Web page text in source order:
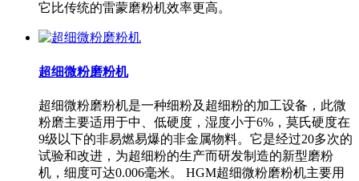
它比传统的雷蒙磨粉机效率更高。
超细微粉磨粉机
超细微粉磨粉机是一种细粉及超细粉的加工设备，此微
粉磨主要适用于中、低硬度，湿度小于6%，莫氏硬度在
9级以下的非易燃易爆的非金属物料。它是经过20多次的
试验和改进，为超细粉的生产而研发制造的新型磨粉
机，细度可达0.006毫米。 HGM超细微粉磨粉机主要用